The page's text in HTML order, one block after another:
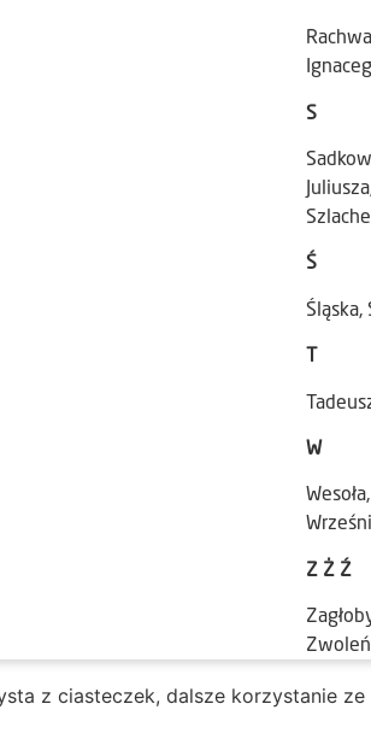
S
Ś
Śląska,
T
W
Z Ż Ź
z ciasteczek, dalsze korzystanie